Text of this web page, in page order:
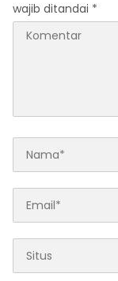
wajib ditandai *